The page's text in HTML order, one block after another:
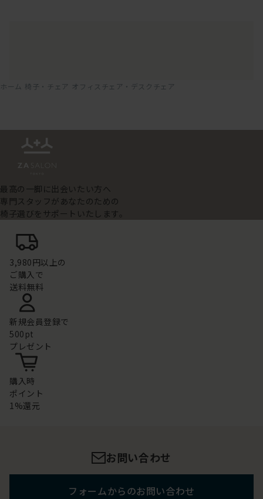
ホーム 椅子・チェア オフィスチェア・デスクチェア
最高の一脚に出会いたい方へ
専門スタッフがあなたのための
椅子選びをサポートいたします。
3,980円以上の
ご購入で
送料無料
新規会員登録で
500pt
プレゼント
購入時
ポイント
1%還元
お問い合わせ
フォームからのお問い合わせ